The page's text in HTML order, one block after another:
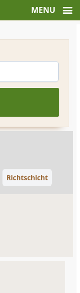
Richtschicht